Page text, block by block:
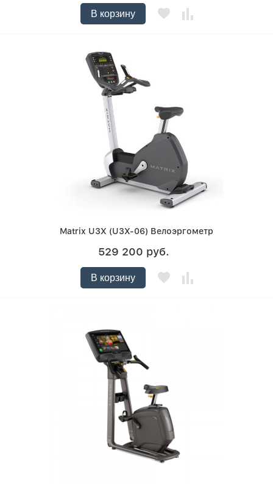
В корзину
Matrix U3X (U3X-06) Велоэргометр
529 200 руб.
В корзину